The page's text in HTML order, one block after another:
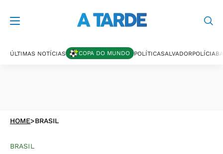
ÚLTIMAS NOTÍCIAS COPA DO MUNDO POLÍTICASALVADORPOLÍCIA
HOME>BRASIL
BRASIL